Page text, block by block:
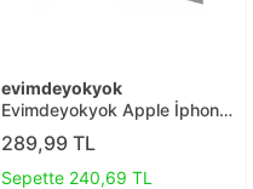
evimdeyokyok
Evimdeyokyok Apple İphone
13 Pro Max Rainbow Kamera
Lens Koruma Cam - Mor T20
289,99 TL
Sepette 240,69 TL